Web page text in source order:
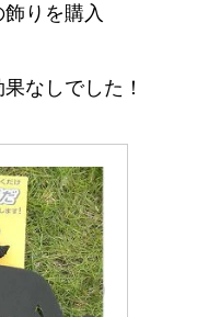
りを購入
なしでした！